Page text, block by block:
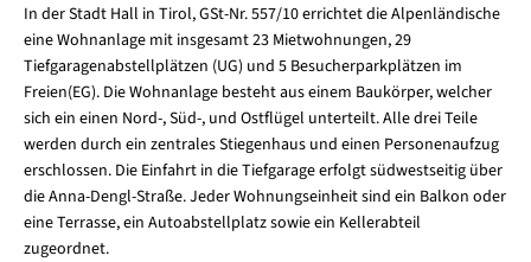
In der Stadt Hall in Tirol, GSt-Nr. 557/10 errichtet die Alpenländische
eine Wohnanlage mit insgesamt 23 Mietwohnungen, 29
Tiefgaragenabstellplätzen (UG) und 5 Besucherparkplätzen im
Freien(EG). Die Wohnanlage besteht aus einem Baukörper, welcher
sich ein einen Nord-, Süd-, und Ostflügel unterteilt. Alle drei Teile
werden durch ein zentrales Stiegenhaus und einen Personenaufzug
erschlossen. Die Einfahrt in die Tiefgarage erfolgt südwestseitig über
die Anna-Dengl-Straße. Jeder Wohnungseinheit sind ein Balkon oder
eine Terrasse, ein Autoabstellplatz sowie ein Kellerabteil
zugeordnet.